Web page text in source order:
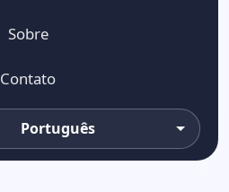
Sobre
Contato
Português